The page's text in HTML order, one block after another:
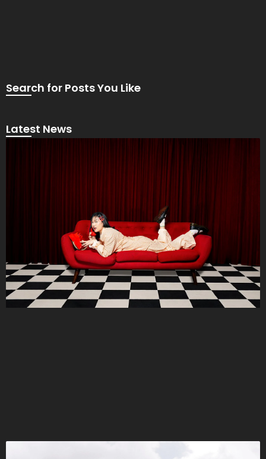
Search for Posts You Like
Latest News